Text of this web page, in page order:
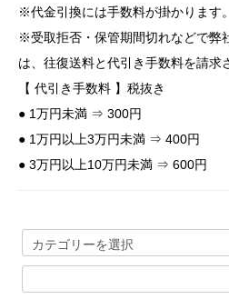
※代金引換には手数料が掛かります
※受取拒否・保管期間切れなどで弊
は、往復送料と代引き手数料を請求
【 代引き手数料 】税抜き
● 1万円未満 ⇒ 300円
● 1万円以上3万円未満 ⇒ 400円
● 3万円以上10万円未満 ⇒ 600円